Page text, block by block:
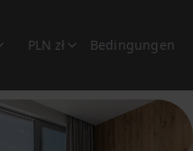
PLN zł Bedingungen